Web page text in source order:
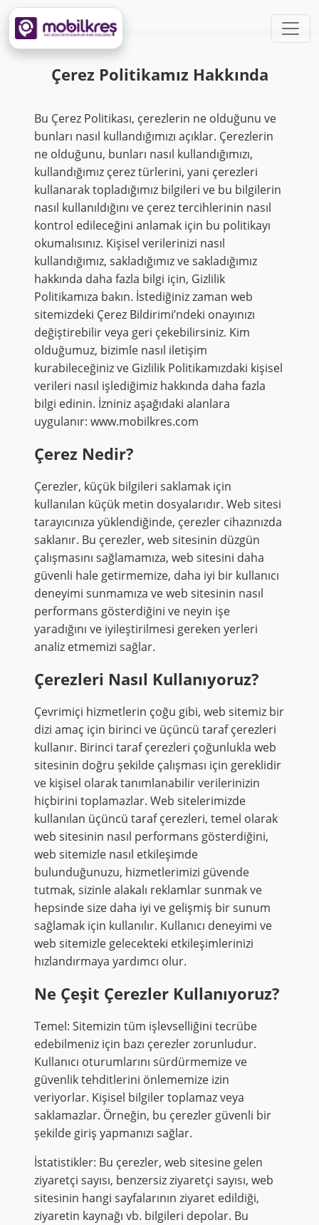
Çerez Politikamız Hakkında
Bu Çerez Politikası, çerezlerin ne olduğunu ve
bunları nasıl kullandığımızı açıklar. Çerezlerin
ne olduğunu, bunları nasıl kullandığımızı,
kullandığımız çerez türlerini, yani çerezleri
kullanarak topladığımız bilgileri ve bu bilgilerin
nasıl kullanıldığını ve çerez tercihlerinin nasıl
kontrol edileceğini anlamak için bu politikayı
okumalısınız. Kişisel verilerinizi nasıl
kullandığımız, sakladığımız ve sakladığımız
hakkında daha fazla bilgi için, Gizlilik
Politikamıza bakın. İstediğiniz zaman web
sitemizdeki Çerez Bildirimi’ndeki onayınızı
değiştirebilir veya geri çekebilirsiniz. Kim
olduğumuz, bizimle nasıl iletişim
kurabileceğiniz ve Gizlilik Politikamızdaki kişisel
verileri nasıl işlediğimiz hakkında daha fazla
bilgi edinin. İzniniz aşağıdaki alanlara
uygulanır: www.mobilkres.com
Çerez Nedir?
Çerezler, küçük bilgileri saklamak için
kullanılan küçük metin dosyalarıdır. Web sitesi
tarayıcınıza yüklendiğinde, çerezler cihazınızda
saklanır. Bu çerezler, web sitesinin düzgün
çalışmasını sağlamamıza, web sitesini daha
güvenli hale getirmemize, daha iyi bir kullanıcı
deneyimi sunmamıza ve web sitesinin nasıl
performans gösterdiğini ve neyin işe
yaradığını ve iyileştirilmesi gereken yerleri
analiz etmemizi sağlar.
Çerezleri Nasıl Kullanıyoruz?
Çevrimiçi hizmetlerin çoğu gibi, web sitemiz bir
dizi amaç için birinci ve üçüncü taraf çerezleri
kullanır. Birinci taraf çerezleri çoğunlukla web
sitesinin doğru şekilde çalışması için gereklidir
ve kişisel olarak tanımlanabilir verilerinizin
hiçbirini toplamazlar. Web sitelerimizde
kullanılan üçüncü taraf çerezleri, temel olarak
web sitesinin nasıl performans gösterdiğini,
web sitemizle nasıl etkileşimde
bulunduğunuzu, hizmetlerimizi güvende
tutmak, sizinle alakalı reklamlar sunmak ve
hepsinde size daha iyi ve gelişmiş bir sunum
sağlamak için kullanılır. Kullanıcı deneyimi ve
web sitemizle gelecekteki etkileşimlerinizi
hızlandırmaya yardımcı olur.
Ne Çeşit Çerezler Kullanıyoruz?
Temel: Sitemizin tüm işlevselliğini tecrübe
edebilmeniz için bazı çerezler zorunludur.
Kullanıcı oturumlarını sürdürmemize ve
güvenlik tehditlerini önlememize izin
veriyorlar. Kişisel bilgiler toplamaz veya
saklamazlar. Örneğin, bu çerezler güvenli bir
şekilde giriş yapmanızı sağlar.
İstatistikler: Bu çerezler, web sitesine gelen
ziyaretçi sayısı, benzersiz ziyaretçi sayısı, web
sitesinin hangi sayfalarının ziyaret edildiği,
ziyaretin kaynağı vb. bilgileri depolar. Bu